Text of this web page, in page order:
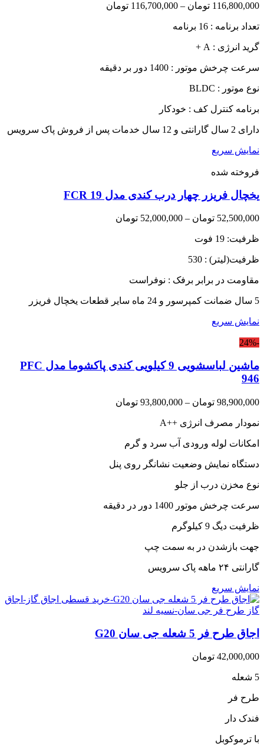
116,800,000 تومان –
116,700,000 تومان
تعداد برنامه : 16 برنامه
گرید انرژی : A +
سرعت چرخش موتور : 1400 دور بر دقیقه
نوع موتور : BLDC
برنامه کنترل کف : خودکار
دارای 2 سال گارانتی و 12 سال خدمات پس از فروش پاک سرویس
نمایش سریع
فروخته شده
یخچال فریزر چهار درب کندی مدل FCR 19
52,500,000 تومان –
52,000,000 تومان
ظرفیت: 19 فوت
ظرفیت(لیتر) : 530
مقاومت در برابر برفک : نوفراست
5 سال ضمانت کمپرسور و 24 ماه سایر قطعات یخچال فریزر
نمایش سریع
-24%
ماشین لباسشویی 9 کیلویی کندی پاکشوما مدل PFC
946
98,900,000 تومان –
93,800,000 تومان
نمودار مصرف انرژی A++
امکانات لوله ورودی آب سرد و گرم
دستگاه نمایش وضعیت نشانگر روی پنل
نوع مخزن درب از جلو
سرعت چرخش موتور 1400 دور در دقیقه
ظرفیت دیگ 9 کیلوگرم
جهت بازشدن در به سمت چپ
گارانتی ۲۴ ماهه پاک سرویس
نمایش سریع
اجاق طرح فر 5 شعله جی سان G20
42,000,000 تومان
5 شعله
طرح فر
فندک دار
با ترموکوبل